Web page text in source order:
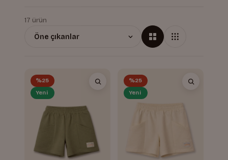
17 ürün
%25
Yeni
%25
Yeni